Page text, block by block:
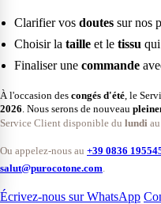
Clarifier vos doutes sur nos
Choisir la taille et le tissu
Finaliser une commande
À l'occasion des congés d'été , le
2026 . Nous serons de nouveau
Service Client disponible du lundi au
Ou appelez-nous au +39 0836
salut@purocotone.com
Écrivez-nous sur WhatsApp